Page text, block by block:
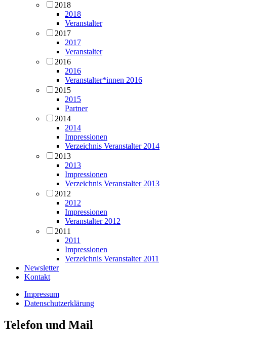
2018
2018
Veranstalter
2017
2017
Veranstalter
2016
2016
Veranstalter*innen 2016
2015
2015
Partner
2014
2014
Impressionen
Verzeichnis Veranstalter 2014
2013
2013
Impressionen
Verzeichnis Veranstalter 2013
2012
2012
Impressionen
Veranstalter 2012
2011
2011
Impressionen
Verzeichnis Veranstalter 2011
Newsletter
Kontakt
Impressum
Datenschutzerklärung
Telefon und Mail